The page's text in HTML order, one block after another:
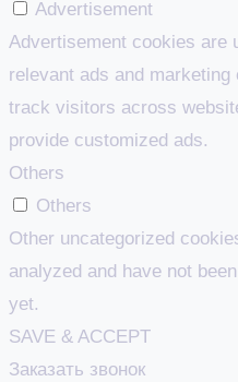
Advertisement
Advertisement cookies are
relevant ads and
track visitors across
provide customized ads.
Others
Others
Other uncategorized
analyzed and have not
yet.
SAVE & ACCEPT
Заказать звонок